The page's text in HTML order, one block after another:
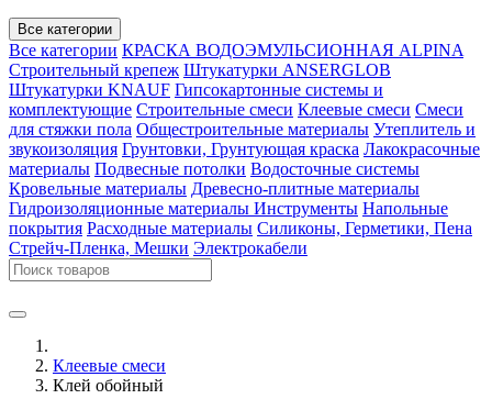
Все категории
Все категории КРАСКА ВОДОЭМУЛЬСИОННАЯ ALPINA
Строительный крепеж Штукатурки ANSERGLOB
Штукатурки KNAUF Гипсокартонные системы и
комплектующие Строительные смеси Клеевые смеси Смеси
для стяжки пола Общестроительные материалы Утеплитель и
звукоизоляция Грунтовки, Грунтующая краска Лакокрасочные
материалы Подвесные потолки Водосточные системы
Кровельные материалы Древесно-плитные материалы
Гидроизоляционные материалы Инструменты Напольные
покрытия Расходные материалы Силиконы, Герметики, Пена
Стрейч-Пленка, Мешки Электрокабели
Клеевые смеси
Клей обойный